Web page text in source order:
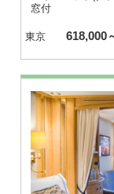
窓付
東京 618,000